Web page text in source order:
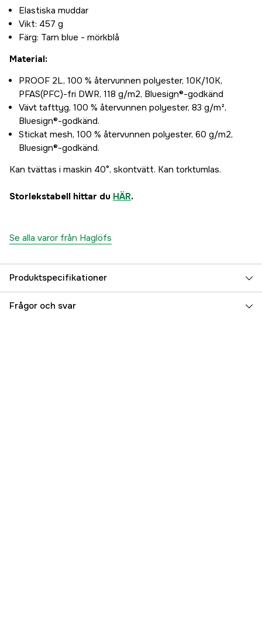
Elastiska muddar
Vikt: 457 g
Färg: Tarn blue - mörkblå
Material:
PROOF 2L, 100 % återvunnen polyester, 10K/10K,
PFAS(PFC)-fri DWR, 118 g/m2, Bluesign®-godkänd
Vävt tafttyg, 100 % återvunnen polyester, 83 g/m²,
Bluesign®-godkänd.
Stickat mesh, 100 % återvunnen polyester, 60 g/m2,
Bluesign®-godkänd.
Kan tvättas i maskin 40°, skontvätt. Kan torktumlas.
Storlekstabell hittar du HÄR.
Se alla varor från Haglöfs
Produktspecifikationer
Färgton Blå
Frågor och svar